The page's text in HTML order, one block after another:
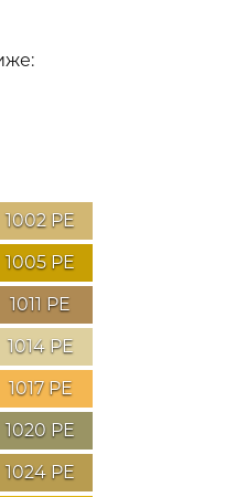
1002 PE
1005 PE
1011 PE
1014 PE
1017 PE
1020 PE
1024 PE